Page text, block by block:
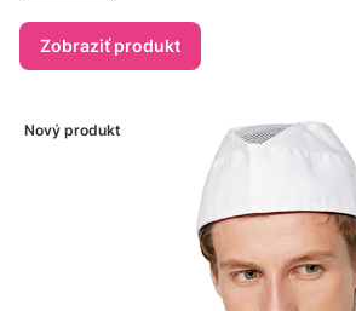
Zobraziť produkt
Nový produkt